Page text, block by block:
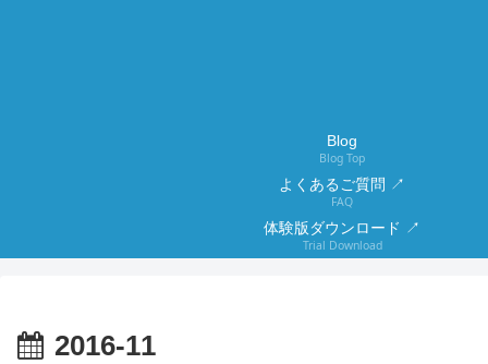
Blog
Blog Top
よくあるご質問 ↗
FAQ
体験版ダウンロード ↗
Trial Download
2016-11